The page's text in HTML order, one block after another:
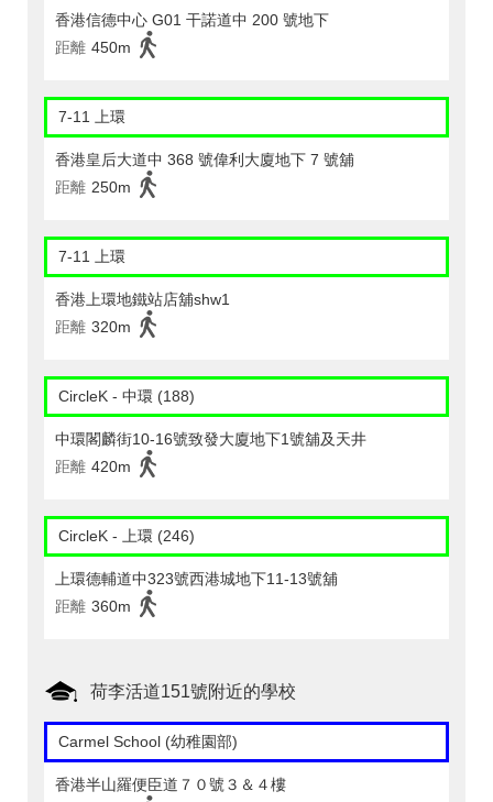
香港信德中心 G01 干諾道中 200 號地下
距離 450m
7-11 上環
香港皇后大道中 368 號偉利大廈地下 7 號舖
距離 250m
7-11 上環
香港上環地鐵站店舖shw1
距離 320m
CircleK - 中環 (188)
中環閣麟街10-16號致發大廈地下1號舖及天井
距離 420m
CircleK - 上環 (246)
上環德輔道中323號西港城地下11-13號舖
距離 360m
荷李活道151號附近的學校
Carmel School (幼稚園部)
香港半山羅便臣道７０號３＆４樓